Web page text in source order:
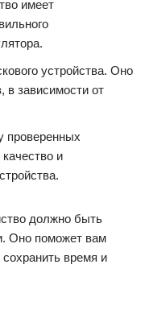
имеет
устройства. Оно
в зависимости от
проверенных
и
должно быть
Оно поможет вам
сохранить время и